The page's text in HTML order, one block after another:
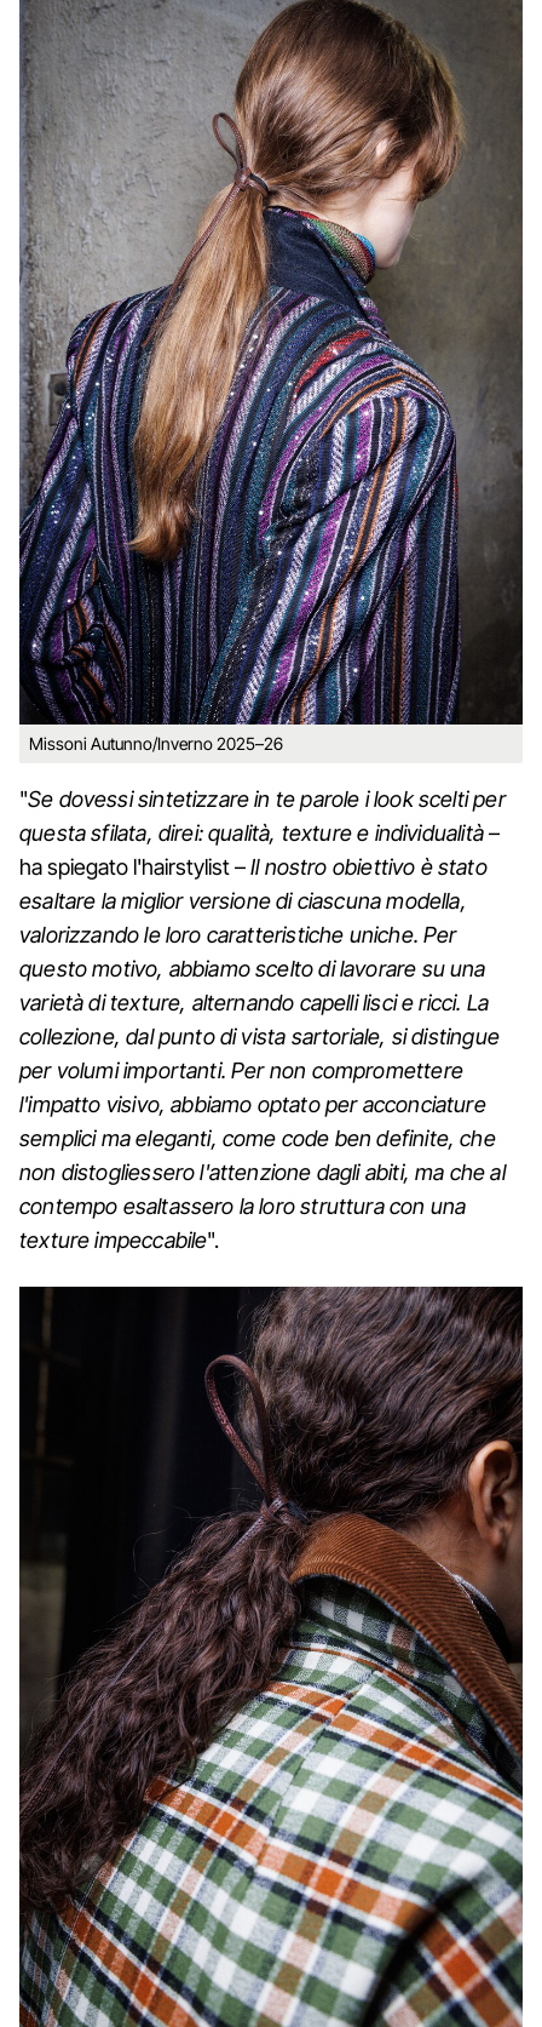
Missoni Autunno/Inverno 2025–26
"Se dovessi sintetizzare in te parole i look scelti per
questa sfilata, direi: qualità, texture e individualità–
ha spiegato l'hairstylist –Il nostro obiettivo è stato
esaltare la miglior versione di ciascuna modella,
valorizzando le loro caratteristiche uniche. Per
questo motivo, abbiamo scelto di lavorare su una
varietà di texture, alternando capelli lisci e ricci. La
collezione, dal punto di vista sartoriale, si distingue
per volumi importanti. Per non compromettere
l'impatto visivo, abbiamo optato per acconciature
semplici ma eleganti, come code ben definite, che
non distogliessero l'attenzione dagli abiti, ma che al
contempo esaltassero la loro struttura con una
texture impeccabile".